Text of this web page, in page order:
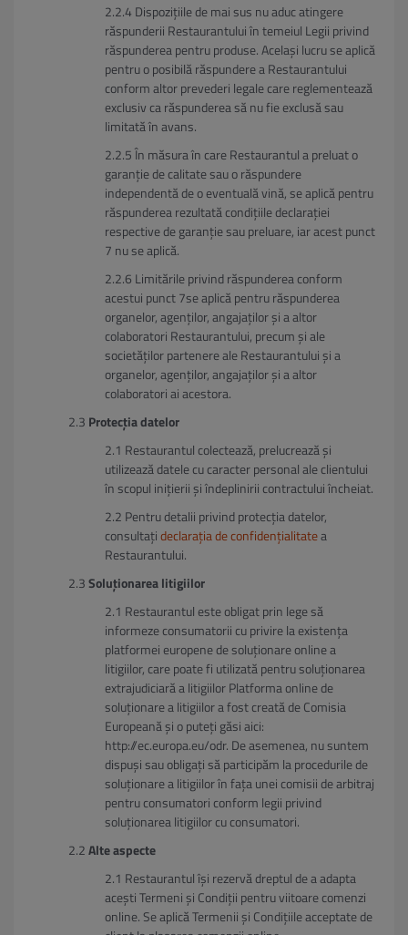
Dispozițiile de mai sus nu aduc atingere
răspunderii Restaurantului în temeiul Legii privind
răspunderea pentru produse. Același lucru se aplică
pentru o posibilă răspundere a Restaurantului
conform altor prevederi legale care reglementează
exclusiv ca răspunderea să nu fie exclusă sau
limitată în avans.
În măsura în care Restaurantul a preluat o
garanție de calitate sau o răspundere
independentă de o eventuală vină, se aplică pentru
răspunderea rezultată condițiile declarației
respective de garanție sau preluare, iar acest punct
7 nu se aplică.
Limitările privind răspunderea conform
acestui punct 7se aplică pentru răspunderea
organelor, agenților, angajaților și a altor
colaboratori Restaurantului, precum și ale
societăților partenere ale Restaurantului și a
organelor, agenților, angajaților și a altor
colaboratori ai acestora.
Protecția datelor
Restaurantul colectează, prelucrează și
utilizează datele cu caracter personal ale clientului
în scopul inițierii și îndeplinirii contractului încheiat.
Pentru detalii privind protecția datelor,
consultațideclarația de confidențialitatea
Restaurantului.
Soluționarea litigiilor
Restaurantul este obligat prin lege să
informeze consumatorii cu privire la existența
platformei europene de soluționare online a
litigiilor, care poate fi utilizată pentru soluționarea
extrajudiciară a litigiilor Platforma online de
soluționare a litigiilor a fost creată de Comisia
Europeană și o puteți găsi aici:
http://ec.europa.eu/odr. De asemenea, nu suntem
dispuși sau obligați să participăm la procedurile de
soluționare a litigiilor în fața unei comisii de arbitraj
pentru consumatori conform legii privind
soluționarea litigiilor cu consumatori.
Alte aspecte
Restaurantul își rezervă dreptul de a adapta
acești Termeni și Condiții pentru viitoare comenzi
online. Se aplică Termenii și Condițiile acceptate de